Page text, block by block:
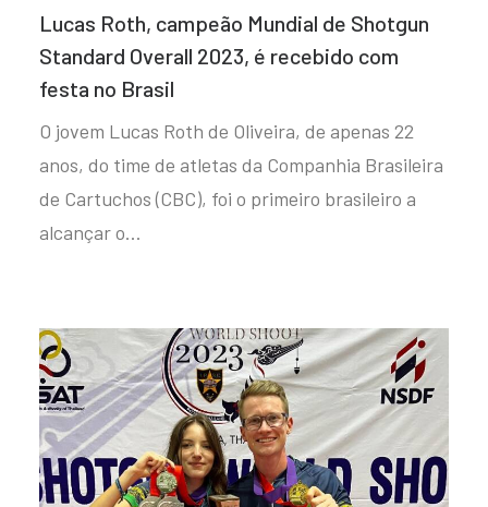
Lucas Roth, campeão Mundial de Shotgun
Standard Overall 2023, é recebido com
festa no Brasil
O jovem Lucas Roth de Oliveira, de apenas 22
anos, do time de atletas da Companhia Brasileira
de Cartuchos (CBC), foi o primeiro brasileiro a
alcançar o…